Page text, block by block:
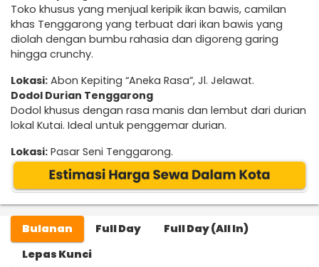
Toko khusus yang menjual keripik ikan bawis, camilan
khas Tenggarong yang terbuat dari ikan bawis yang
diolah dengan bumbu rahasia dan digoreng garing
hingga crunchy.
Lokasi: Abon Kepiting “Aneka Rasa”, Jl. Jelawat.
Dodol Durian Tenggarong
Dodol khusus dengan rasa manis dan lembut dari durian
lokal Kutai. Ideal untuk penggemar durian.
Lokasi: Pasar Seni Tenggarong.
Bulanan Full Day
Full Day (All In)
Lepas Kunci